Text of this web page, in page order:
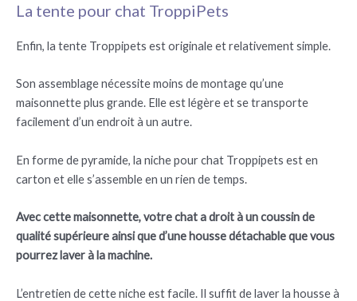
La tente pour chat TroppiPets
Enfin, la tente Troppipets est originale et relativement simple.
Son assemblage nécessite moins de montage qu’une
maisonnette plus grande. Elle est légère et se transporte
facilement d’un endroit à un autre.
En forme de pyramide, la niche pour chat Troppipets est en
carton et elle s’assemble en un rien de temps.
Avec cette maisonnette, votre chat a droit à un coussin de
qualité supérieure ainsi que d’une housse détachable que vous
pourrez laver à la machine.
L’entretien de cette niche est facile. Il suffit de laver la housse à